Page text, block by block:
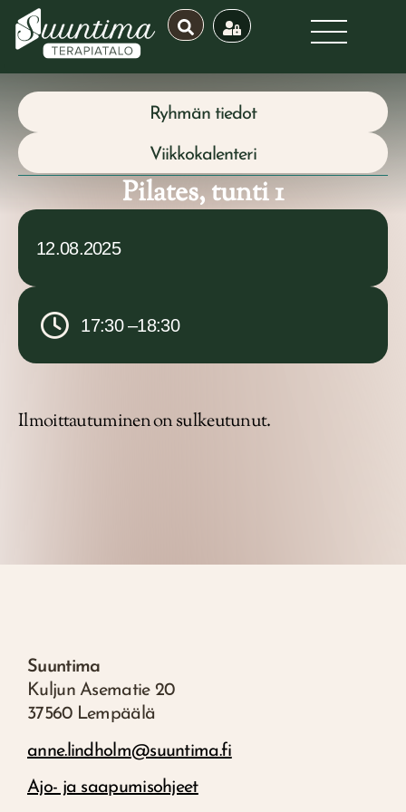
Ryhmän tiedot
Viikkokalenteri
Pilates, tunti 1
12.08.2025
17:30 –18:30
Ilmoittautuminen on sulkeutunut.
Suuntima
Kuljun Asematie 20
37560 Lempäälä
anne.lindholm@suuntima.fi
Ajo- ja saapumisohjeet